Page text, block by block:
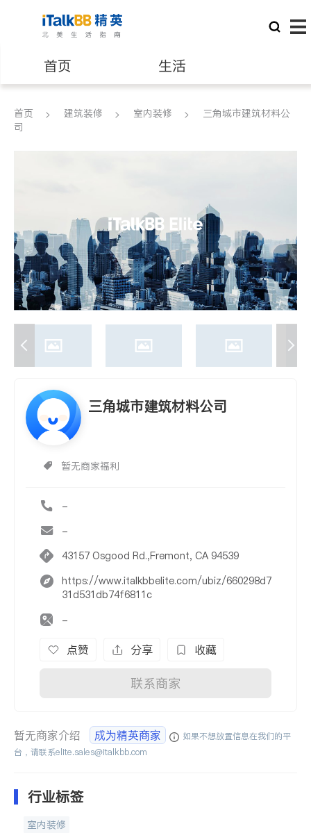
首页 生活
医生 律师
养老 非盈利组织
首页 建筑装修 室内装修
三角城市建筑材料公
司
三角城市建筑材料公司
暂无商家福利
-
-
43157 Osgood Rd.,Fremont, CA 94539
https://www.italkbbelite.com/ubiz/660298d7
31d531db74f6811c
-
点赞 分享 收藏
联系商家
暂无商家介绍 成为精英商家
如果不想放置信息在我们的平
台，请联系elite.sales@italkbb.com
行业标签
室内装修